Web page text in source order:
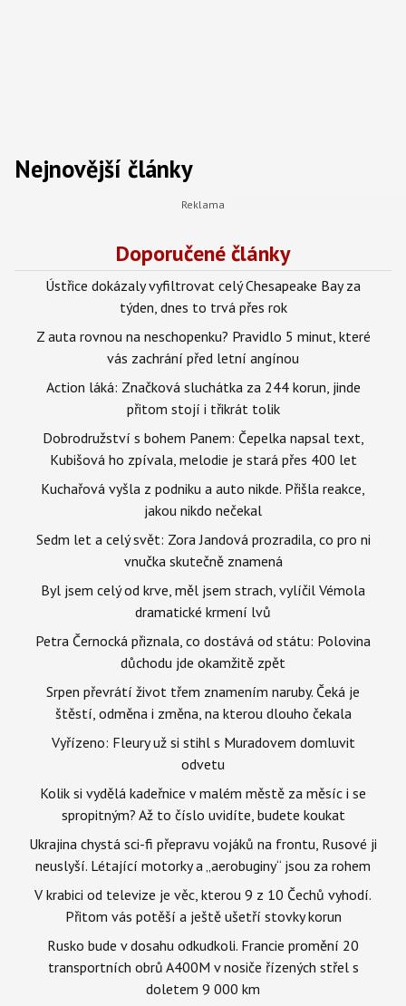
Nejnovější články
Doporučené články
Ústřice dokázaly vyfiltrovat celý Chesapeake Bay za
týden, dnes to trvá přes rok
Z auta rovnou na neschopenku? Pravidlo 5 minut, které
vás zachrání před letní angínou
Action láká: Značková sluchátka za 244 korun, jinde
přitom stojí i třikrát tolik
Dobrodružství s bohem Panem: Čepelka napsal text,
Kubišová ho zpívala, melodie je stará přes 400 let
Kuchařová vyšla z podniku a auto nikde. Přišla reakce,
jakou nikdo nečekal
Sedm let a celý svět: Zora Jandová prozradila, co pro ni
vnučka skutečně znamená
Byl jsem celý od krve, měl jsem strach, vylíčil Vémola
dramatické krmení lvů
Petra Černocká přiznala, co dostává od státu: Polovina
důchodu jde okamžitě zpět
Srpen převrátí život třem znamením naruby. Čeká je
štěstí, odměna i změna, na kterou dlouho čekala
Vyřízeno: Fleury už si stihl s Muradovem domluvit
odvetu
Kolik si vydělá kadeřnice v malém městě za měsíc i se
spropitným? Až to číslo uvidíte, budete koukat
Ukrajina chystá sci-fi přepravu vojáků na frontu, Rusové ji
neuslyší. Létající motorky a „aerobuginy“ jsou za rohem
V krabici od televize je věc, kterou 9 z 10 Čechů vyhodí.
Přitom vás potěší a ještě ušetří stovky korun
Rusko bude v dosahu odkudkoli. Francie promění 20
transportních obrů A400M v nosiče řízených střel s
doletem 9 000 km